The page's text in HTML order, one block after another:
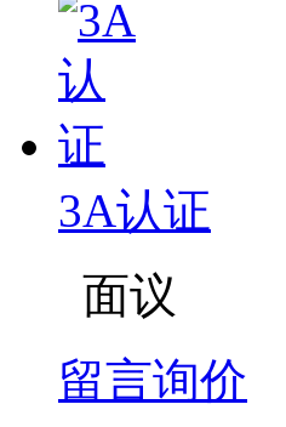
3A认证
面议
留言询价